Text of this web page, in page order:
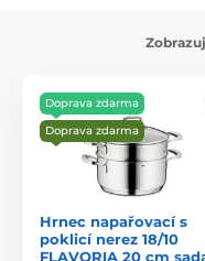
Doprava zdarma
Doprava zdarma
Hrnec napařovací s
poklicí nerez 18/10
FLAVORIA 20 cm